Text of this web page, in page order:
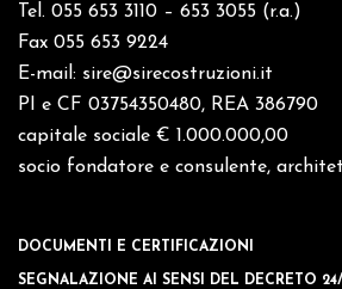
Tel. 055 653 3110 – 653 3055 (r.a.)
Fax 055 653 9224
E-mail: sire@sirecostruzioni.it
PI e CF 03754350480, REA 386790
capitale sociale € 1.000.000,00
socio fondatore e consulente,
DOCUMENTI E CERTIFICAZIONI
SEGNALAZIONE AI SENSI DEL DECRETO